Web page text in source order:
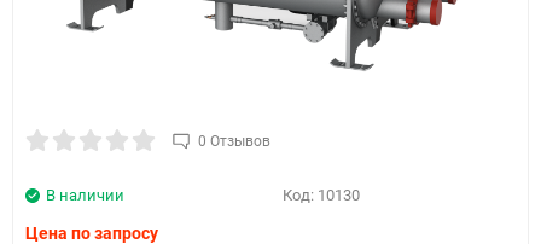
0 Отзывов
Код: 10130
В наличии
Цена по запросу